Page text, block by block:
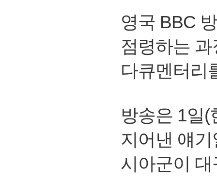
영국 BBC
점령하는
다큐멘터리
방송은 1일
지어낸 얘
시아군이